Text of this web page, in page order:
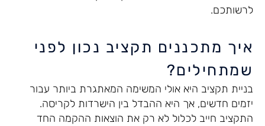
לרשותכם.
איך מתכננים תקציב נכון לפני
שמתחילים?
בניית תקציב היא אולי המשימה המאתגרת ביותר עבור
יזמים חדשים, אך היא ההבדל בין הישרדות לקריסה.
התקציב חייב לכלול לא רק את הוצאות ההקמה החד